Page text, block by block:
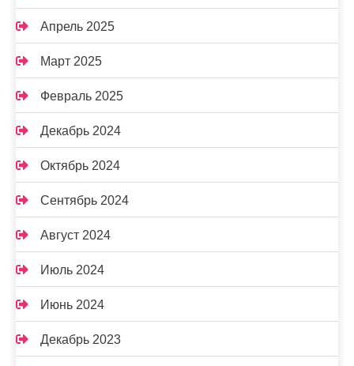
Апрель 2025
Март 2025
Февраль 2025
Декабрь 2024
Октябрь 2024
Сентябрь 2024
Август 2024
Июль 2024
Июнь 2024
Декабрь 2023